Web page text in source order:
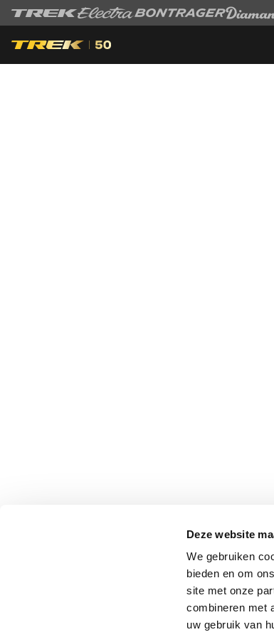
Deze website
We gebruiken
bieden en om
site met onze
combineren met
uw gebruik van